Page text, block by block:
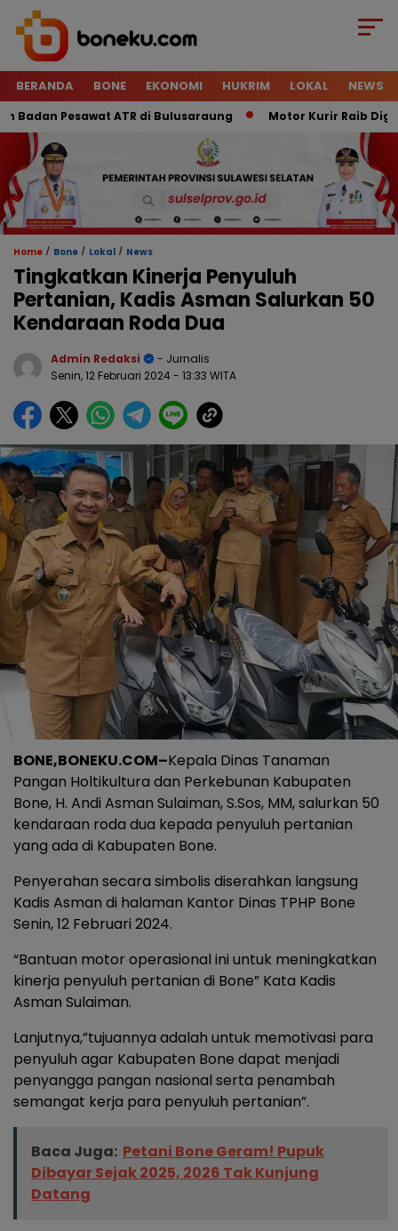
BERANDA BONE EKONOMI HUKRIM LOKAL NEWS
Pesawat ATR di Bulusaraung Motor Kurir Raib
Home / Bone / Lokal / News
Tingkatkan Kinerja Penyuluh
Pertanian, Kadis Asman Salurkan 50
Kendaraan Roda Dua
Admin Redaksi
- Jurnalis
Senin, 12 Februari 2024 - 13:33 WITA
BONE,BONEKU.COM–Kepala Dinas Tanaman
Pangan Holtikultura dan Perkebunan Kabupaten
Bone, H. Andi Asman Sulaiman, S.Sos, MM, salurkan 50
kendaraan roda dua kepada penyuluh pertanian
yang ada di Kabupaten Bone.
Penyerahan secara simbolis diserahkan langsung
Kadis Asman di halaman Kantor Dinas TPHP Bone
Senin, 12 Februari 2024.
“Bantuan motor operasional ini untuk meningkatkan
kinerja penyuluh pertanian di Bone” Kata Kadis
Asman Sulaiman.
Lanjutnya,”tujuannya adalah untuk memotivasi para
penyuluh agar Kabupaten Bone dapat menjadi
penyangga pangan nasional serta penambah
semangat kerja para penyuluh pertanian”.
Baca Juga: Petani Bone Geram! Pupuk
Dibayar Sejak 2025, 2026 Tak Kunjung
Datang